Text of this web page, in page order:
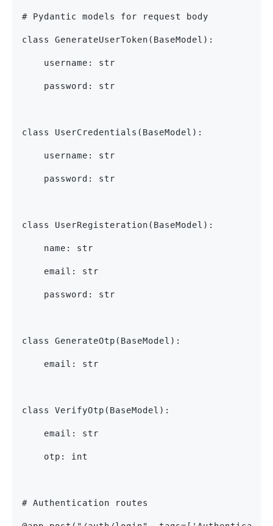
# Pydantic models for request body
class GenerateUserToken(BaseModel):
    username: str
    password: str
class UserCredentials(BaseModel):
    username: str
    password: str
class UserRegisteration(BaseModel):
    name: str
    email: str
    password: str
class GenerateOtp(BaseModel):
    email: str
class VerifyOtp(BaseModel):
    email: str
    otp: int
# Authentication routes